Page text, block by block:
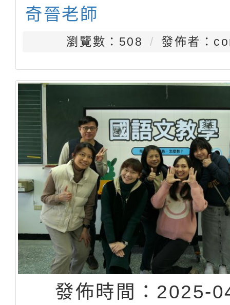
奇晉老師
瀏覽數：508 發佈者：
發佈時間：2025-